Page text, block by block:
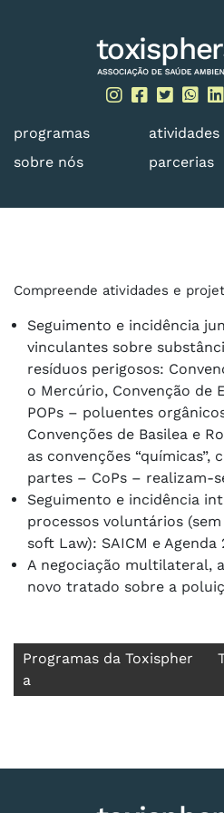
programas atividades
sobre nós
parcerias
Compreende atividades e
Seguimento e incidência
vinculantes sobre
resíduos perigosos:
o Mercúrio, Convenção de
POPs – poluentes
Convenções de Basilea e
as convenções “químicas”,
partes – CoPs – realizam-
Seguimento e incidência
processos voluntários
soft Law): SAICM e Agenda
A negociação multilateral,
novo tratado sobre a
Navegação
de
Programas da Toxispher
a